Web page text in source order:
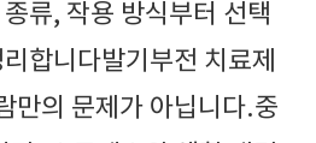
류, 작용 방식부터 선택
합니다발기부전 치료제
만의 문제가 아닙니다.중